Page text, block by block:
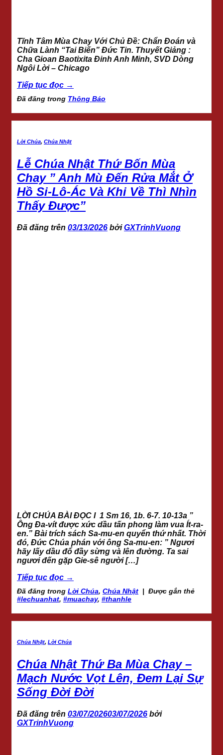
Tĩnh Tâm Mùa Chay Với Chủ Đề: Chẩn Đoán và
Chữa Lành “Tai Biến” Đức Tin. Thuyết Giảng :
Cha Gioan Baotixita Đinh Anh Minh, SVD Dòng
Ngôi Lời – Chicago
Tiếp tục đọc →
Đã đăng trong Thông Báo
Lời Chúa, Chúa Nhật
Lễ Chúa Nhật Thứ Bốn Mùa
Chay ” Anh Mù Đến Rửa Mắt Ở
Hồ Si-Lô-Ác Và Khi Về Thì Nhìn
Thấy Được”
Đã đăng trên 03/13/2026 bởiGXTrinhVuong
LỜI CHÚA BÀI ĐỌC I 1 Sm 16, 1b. 6-7. 10-13a ”
Ông Đa-vít được xức dầu tấn phong làm vua Ít-ra-
en.” Bài trích sách Sa-mu-en quyển thứ nhất. Thời
đó, Đức Chúa phán với ông Sa-mu-en: ” Ngươi
hãy lấy dầu đổ đầy sừng và lên đường. Ta sai
ngươi đến gặp Gie-sê người […]
Tiếp tục đọc →
Đã đăng trong Lời Chúa, Chúa Nhật | Được gắn thẻ
#lechuanhat, #muachay, #thanhle
Chúa Nhật, Lời Chúa
Chúa Nhật Thứ Ba Mùa Chay –
Mạch Nước Vọt Lên, Đem Lại Sự
Sống Đời Đời
Đã đăng trên 03/07/202603/07/2026 bởi
GXTrinhVuong